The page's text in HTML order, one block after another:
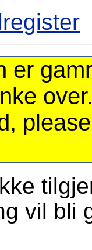
er
vil bli